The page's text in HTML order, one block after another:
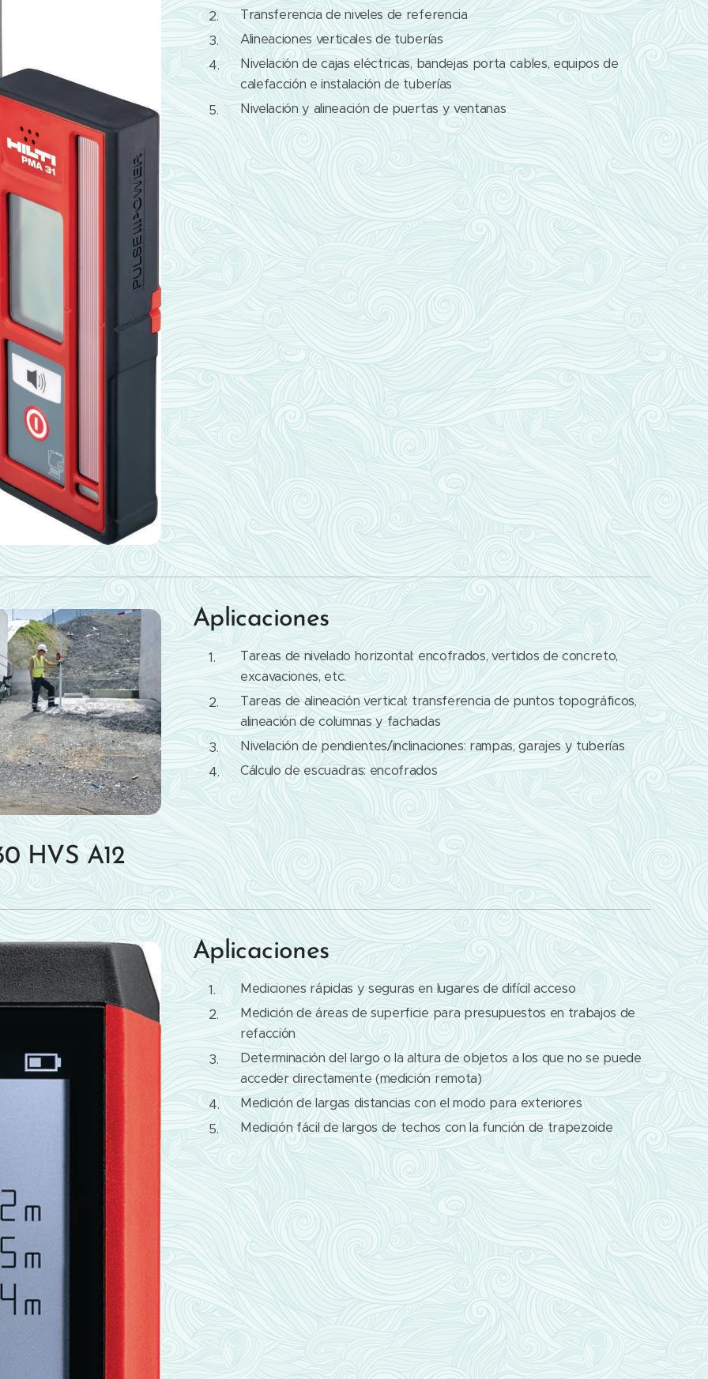
Transferencia de niveles de referencia
Alineaciones verticales de tuberías
Nivelación de cajas eléctricas, bandejas porta cables, equipos de
calefacción e instalación de tuberías
Nivelación y alineación de puertas y ventanas
HVS A12
Aplicaciones
Tareas de nivelado horizontal: encofrados, vertidos de concreto,
excavaciones, etc.
Tareas de alineación vertical: transferencia de puntos topográficos,
alineación de columnas y fachadas
Nivelación de pendientes/inclinaciones: rampas, garajes y tuberías
Cálculo de escuadras: encofrados
Aplicaciones
Mediciones rápidas y seguras en lugares de difícil acceso
Medición de áreas de superficie para presupuestos en trabajos de
refacción
Determinación del largo o la altura de objetos a los que no se puede
acceder directamente (medición remota)
Medición de largas distancias con el modo para exteriores
Medición fácil de largos de techos con la función de trapezoide